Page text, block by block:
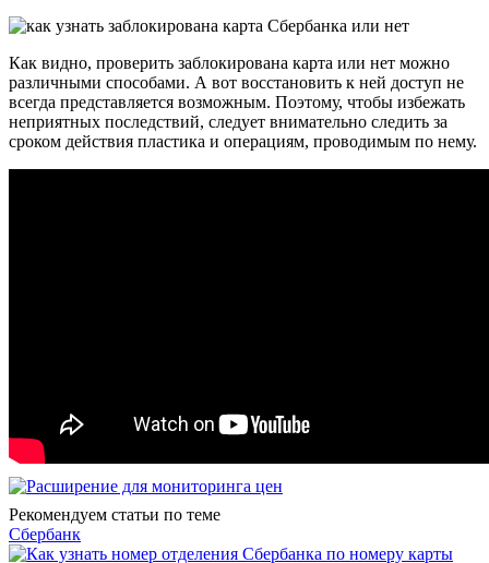
Как видно, проверить заблокирована карта или нет можно
различными способами. А вот восстановить к ней доступ не
всегда представляется возможным. Поэтому, чтобы избежать
неприятных последствий, следует внимательно следить за
сроком действия пластика и операциям, проводимым по нему.
Рекомендуем статьи по теме
Сбербанк